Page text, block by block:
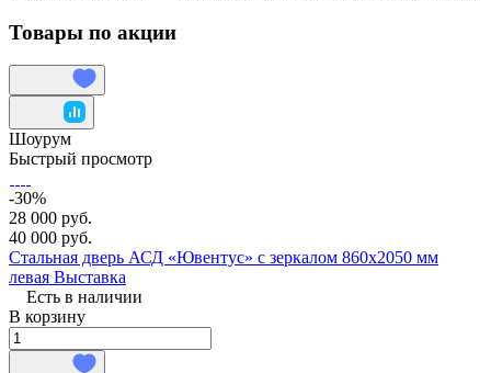
Товары по акции
Шоурум
Быстрый просмотр
-30%
28 000 руб.
40 000 руб.
Стальная дверь АСД «Ювентус» с зеркалом 860x2050 мм
левая Выставка
Есть в наличии
В корзину